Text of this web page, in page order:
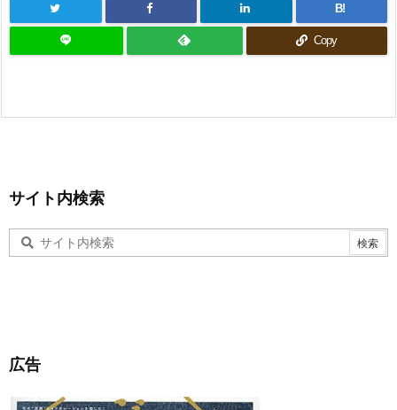
B!
Copy
サイト内検索
広告